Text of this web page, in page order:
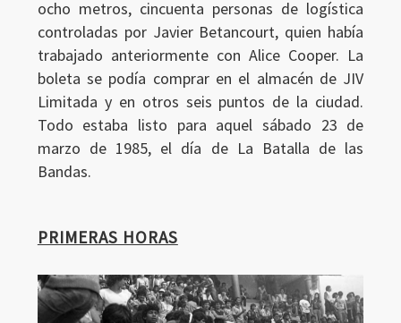
ocho metros, cincuenta personas de logística
controladas por Javier Betancourt, quien había
trabajado anteriormente con Alice Cooper. La
boleta se podía comprar en el almacén de JIV
Limitada y en otros seis puntos de la ciudad.
Todo estaba listo para aquel sábado 23 de
marzo de 1985, el día de La Batalla de las
Bandas.
PRIMERAS HORAS